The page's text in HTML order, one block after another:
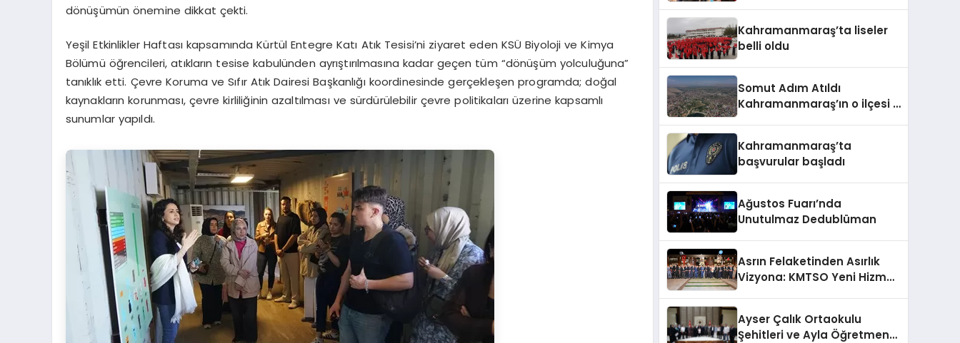
dönüşümün önemine dikkat çekti.
Yeşil Etkinlikler Haftası kapsamında Kürtül Entegre Katı Atık Tesisi’ni ziyaret eden KSÜ Biyoloji ve Kimya
Bölümü öğrencileri, atıkların tesise kabulünden ayrıştırılmasına kadar geçen tüm “dönüşüm yolculuğuna”
tanıklık etti. Çevre Koruma ve Sıfır Atık Dairesi Başkanlığı koordinesinde gerçekleşen programda; doğal
kaynakların korunması, çevre kirliliğinin azaltılması ve sürdürülebilir çevre politikaları üzerine kapsamlı
sunumlar yapıldı.
Kahramanmaraş’ta liseler
belli oldu
Somut Adım Atıldı
Kahramanmaraş’ın o ilçesi il
Kahramanmaraş’ta
başvurular başladı
Ağustos Fuarı’nda
Unutulmaz Dedublüman
Asrın Felaketinden Asırlık
Vizyona: KMTSO Yeni Hizmet
Ayser Çalık Ortaokulu
Şehitleri ve Ayla Öğretmen